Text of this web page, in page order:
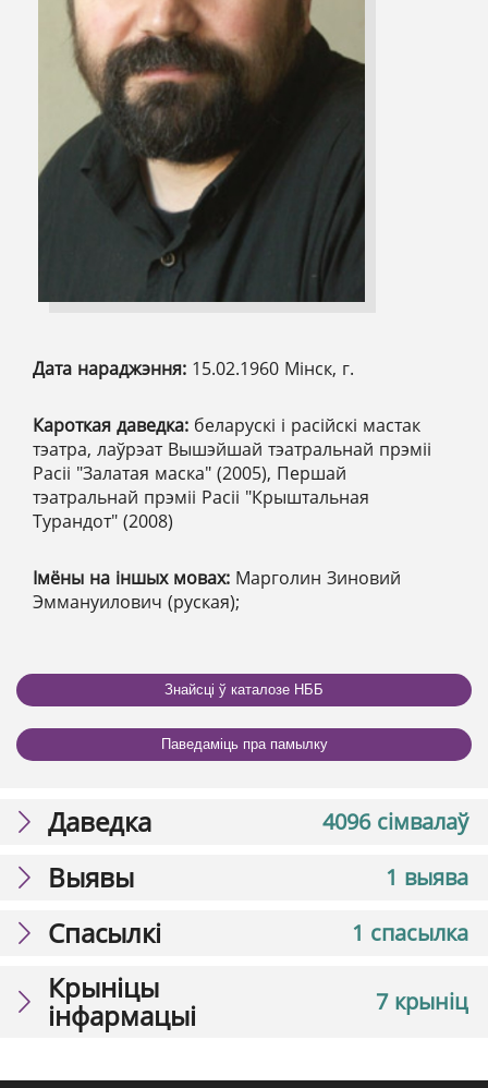
Дата нараджэння: 15.02.1960 Мінск, г.
Кароткая даведка: беларускі і расійскі мастак
тэатра, лаўрэат Вышэйшай тэатральнай прэміі
Расіі "Залатая маска" (2005), Першай
тэатральнай прэміі Расіі "Крыштальная
Турандот" (2008)
Імёны на іншых мовах: Марголин Зиновий
Эммануилович (руская);
Знайсці ў каталозе НББ
Паведаміць пра памылку
4096 сімвалаў
Даведка
1 выява
Выявы
1 спасылка
Спасылкі
7 крыніц
Крыніцы
інфармацыі